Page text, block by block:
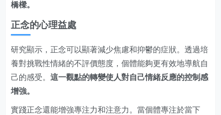
橋樑。
正念的心理益處
研究顯示，正念可以顯著減少焦慮和抑鬱的症狀。透過培
養對挑戰性情緒的不評價態度，個體能夠更有效地導航自
己的感受。這一觀點的轉變使人對自己情緒反應的控制感
增強。
實踐正念還能增強專注力和注意力。當個體專注於當下